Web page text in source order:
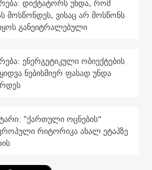
დიქტატორს უნდა, რომ
მოსწონდეს, ვისაც არ მოსწონს
განეიტრალებული
ენერგეტიკული ობიექტების
ნებისმიერ ფასად უნდა
"ქართული ოცნების“
რიტორიკა ახალ ეტაპზე